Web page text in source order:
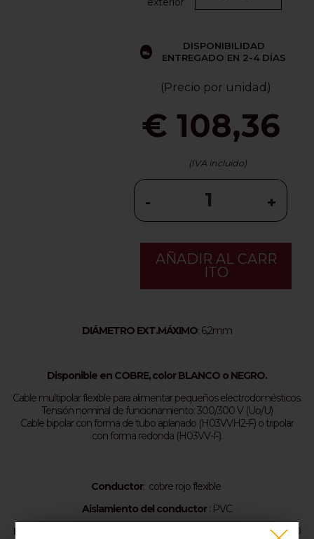
DISPONIBILIDAD
ENTREGADO EN 2-4 DÍAS
(Precio por unidad)
€ 108,36
(IVA incluido)
- +
AÑADIR AL CARR
ITO
DIÁMETRO EXT.MÁXIMO: 6,2mm
Disponible en COBRE, color BLANCO o NEGRO.
Cable multipolar flexible para alimentar pequeños electrodomésticos.
Tensión nominal de funcionamiento: 300/300 V (Uo/U)
Cable bipolar con forma de tubo aplanado (H03VVH2-F) o tripolar
con forma redonda (H03VV-F).
Conductor: cobre rojo flexible
Aislamiento del conductor: PVC
Revestimiento exterior
: PVC ignífugo, blanco o negro - CEI 20-20